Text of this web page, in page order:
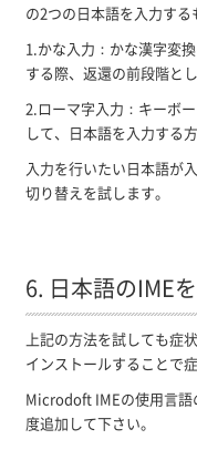
の2つの日本語を入力する
1.かな入力：かな漢字変
する際、返還の前段階と
2.ローマ字入力：キーボ
して、日本語を入力する
入力を行いたい日本語が
切り替えを試します。
6. 日本語のIME
上記の方法を試しても症
インストールすることで
Microdoft IMEの使用言語
度追加して下さい。